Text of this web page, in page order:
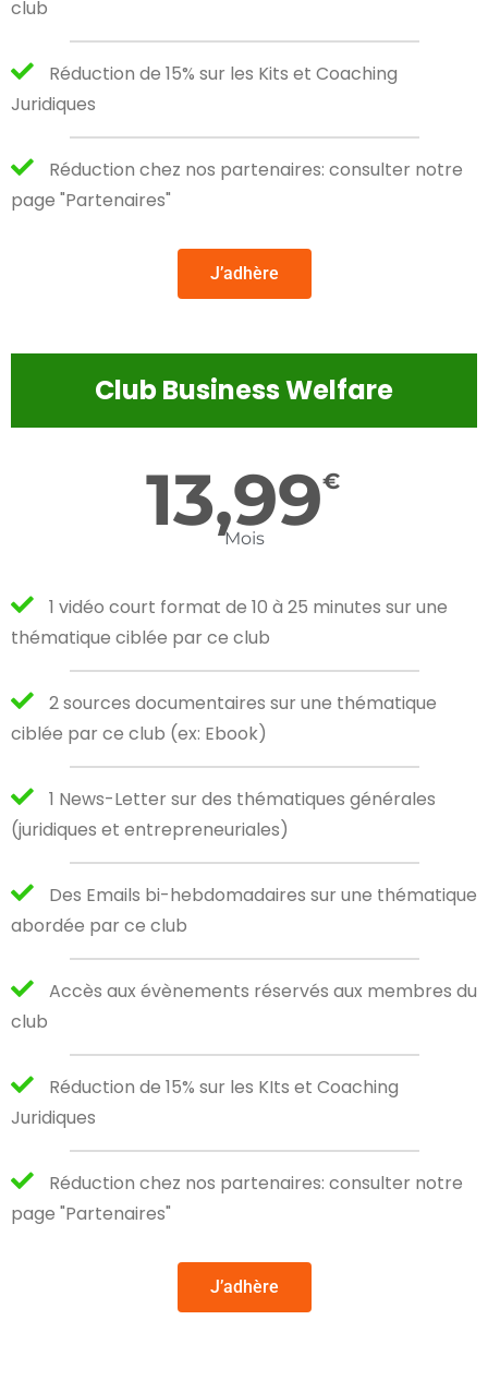
club
Réduction de 15% sur les Kits et Coaching
Juridiques
Réduction chez nos partenaires: consulter notre
page "Partenaires"
J’adhère
Club Business Welfare
13,99€
Mois
1 vidéo court format de 10 à 25 minutes sur une
thématique ciblée par ce club
2 sources documentaires sur une thématique
ciblée par ce club (ex: Ebook)
1 News-Letter sur des thématiques générales
(juridiques et entrepreneuriales)
Des Emails bi-hebdomadaires sur une thématique
abordée par ce club
Accès aux évènements réservés aux membres du
club
Réduction de 15% sur les KIts et Coaching
Juridiques
Réduction chez nos partenaires: consulter notre
page "Partenaires"
J’adhère